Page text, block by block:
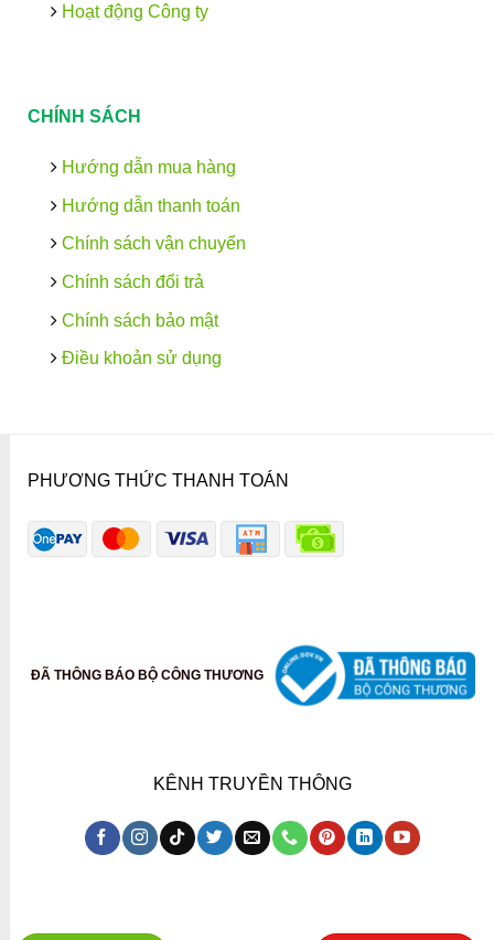
Hoạt động Công ty
CHÍNH SÁCH
Hướng dẫn mua hàng
Hướng dẫn thanh toán
Chính sách vận chuyển
Chính sách đổi trả
Chính sách bảo mật
Điều khoản sử dụng
PHƯƠNG THỨC THANH TOÁN
ĐÃ THÔNG BÁO BỘ CÔNG THƯƠNG
KÊNH TRUYỀN THÔNG